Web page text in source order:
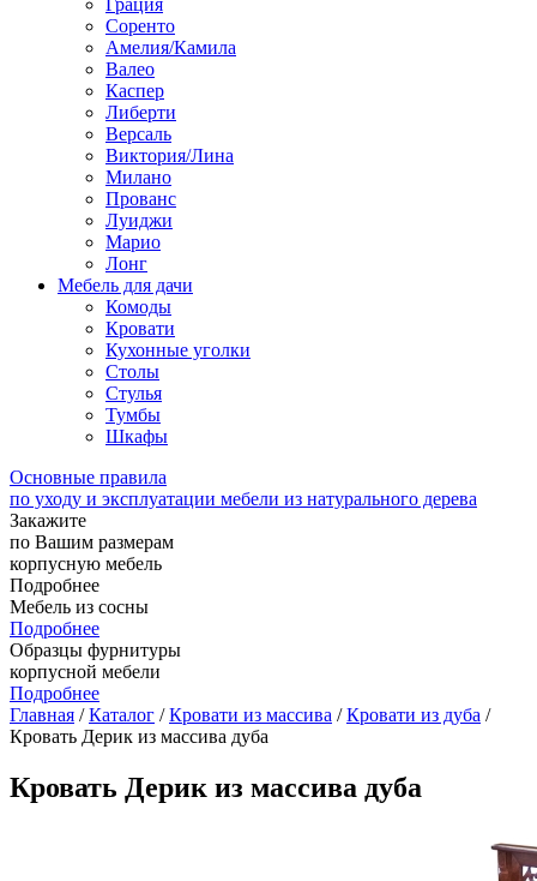
Грация
Соренто
Амелия/Камила
Валео
Каспер
Либерти
Версаль
Виктория/Лина
Милано
Прованс
Луиджи
Марио
Лонг
Мебель для дачи
Комоды
Кровати
Кухонные уголки
Столы
Стулья
Тумбы
Шкафы
Основные правила
по уходу и эксплуатации мебели из натурального дерева
Закажите
по Вашим размерам
корпусную мебель
Подробнее
Мебель из сосны
Подробнее
Образцы фурнитуры
корпусной мебели
Подробнее
Главная /Каталог /Кровати из массива /Кровати из дуба /
Кровать Дерик из массива дуба
Кровать Дерик из массива дуба